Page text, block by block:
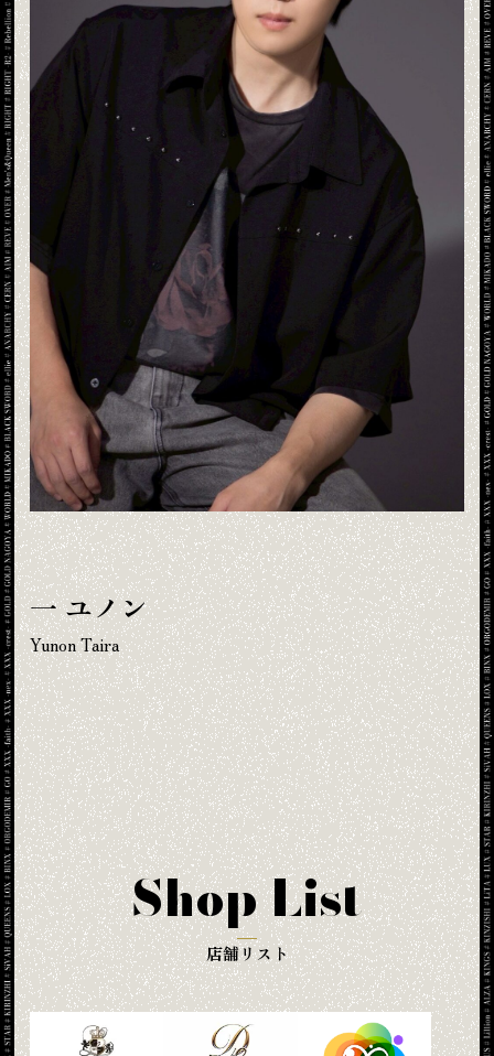
一 ユノン
Yunon Taira
Shop List
店舗リスト